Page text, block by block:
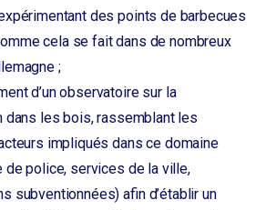
des points de barbecues
cela se fait dans de nombreux
;
d’un observatoire sur la
dans les bois, rassemblant les
impliqués dans ce domaine
de police, services de la ville,
subventionnées) afin d’établir un